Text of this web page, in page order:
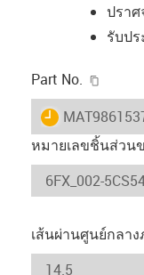
ปราศ
รับป
Part No.
igus-icon-
หมายเลขชิ้นส่วน
เส้นผ่านศูนย์กลา